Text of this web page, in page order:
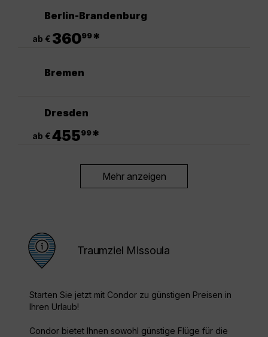
Berlin-Brandenburg
ab € 36099*
Bremen
Dresden
ab €45599*
Mehr anzeigen
Traumziel Missoula
Starten Sie jetzt mit Condor zu günstigen Preisen in
Ihren Urlaub!
Condor bietet Ihnen sowohl günstige Flüge für die